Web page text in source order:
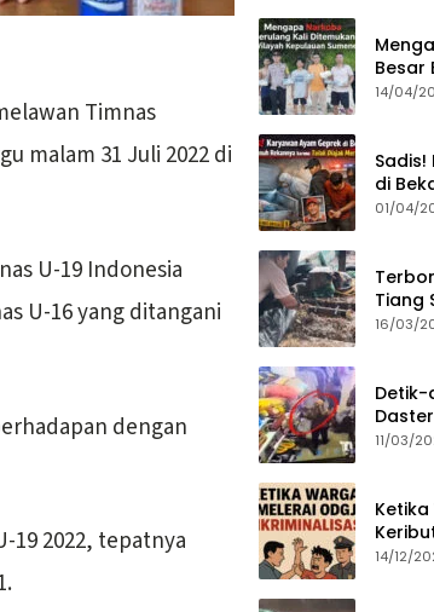
Timnas
malam 31 Juli 2022 di
U-19 Indonesia
U-16 yang ditangani
dengan
19 2022, tepatnya
Besar
di
14/04/
di
01/04/
Tiang
ABK
16/03/
Detik-
11/03/
14/12/